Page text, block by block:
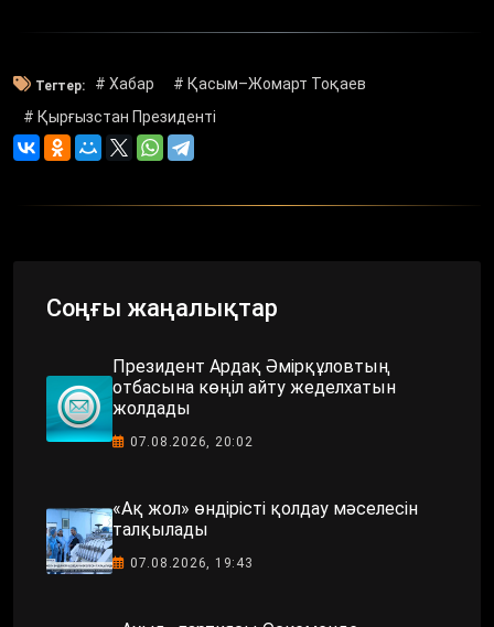
Тегтер: # Хабар
# Қасым–Жомарт Тоқаев
# Қырғызстан Президенті
Соңғы жаңалықтар
Президент Ардақ Әмірқұловтың
отбасына көңіл айту жеделхатын
жолдады
07.08.2026, 20:02
«Ақ жол» өндірісті қолдау мәселесін
талқылады
07.08.2026, 19:43